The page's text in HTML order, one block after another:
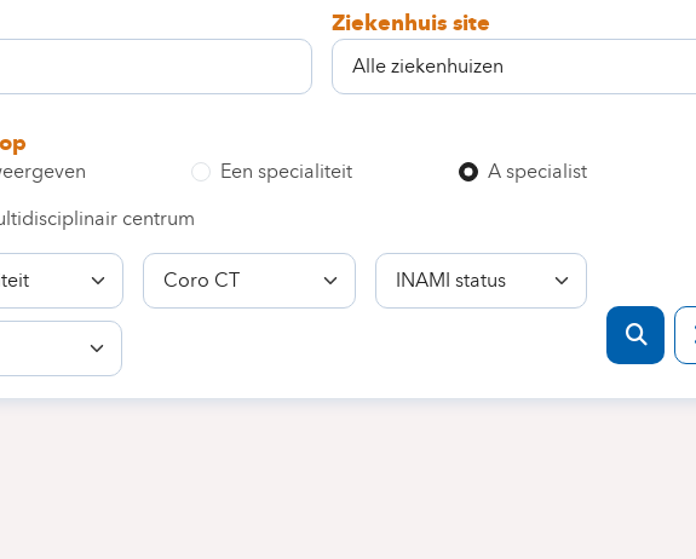
Ziekenhuis site
Een specialiteit A specialist
centrum
Bekwaamheid
INAMI
status